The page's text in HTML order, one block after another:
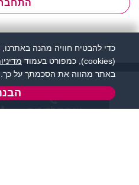
שירות לקוחות:
כדי להבטיח חוויה מהנה
(cookies), כמפורט בעמוד
באתר מהווה את הסכמתך על כך.